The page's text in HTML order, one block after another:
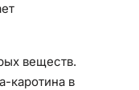
веществ.
каротина в